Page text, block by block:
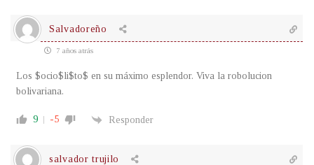
Salvadoreño
7 años atrás
Los $ocio$li$to$ en su máximo esplendor. Viva la robolucion
bolivariana.
9 -5 Responder
salvador trujilo